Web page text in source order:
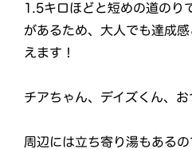
1.5キロほどと短めの道のり
があるため、大人でも達成
えます！
チアちゃん、デイズくん、
周辺には立ち寄り湯もある